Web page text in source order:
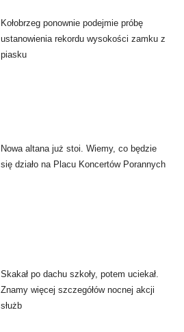
Kołobrzeg ponownie podejmie próbę
ustanowienia rekordu wysokości zamku z
piasku
Nowa altana już stoi. Wiemy, co będzie
się działo na Placu Koncertów Porannych
Skakał po dachu szkoły, potem uciekał.
Znamy więcej szczegółów nocnej akcji
służb